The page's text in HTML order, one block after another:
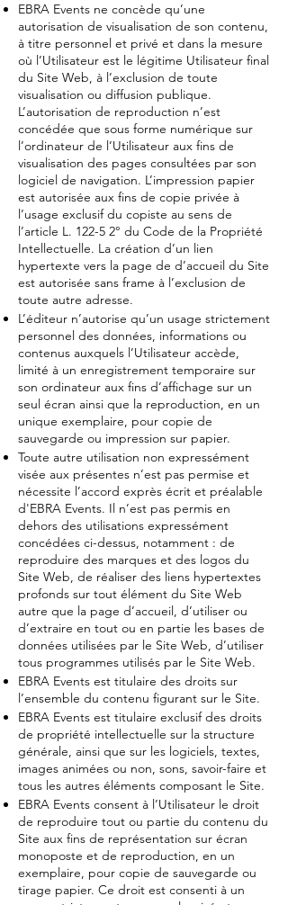
EBRA Events ne concède qu’une
autorisation de visualisation de son contenu,
à titre personnel et privé et dans la mesure
où l’Utilisateur est le légitime Utilisateur final
du Site Web, à l’exclusion de toute
visualisation ou diffusion publique.
L’autorisation de reproduction n’est
concédée que sous forme numérique sur
l’ordinateur de l’Utilisateur aux fins de
visualisation des pages consultées par son
logiciel de navigation. L’impression papier
est autorisée aux fins de copie privée à
l’usage exclusif du copiste au sens de
l’article L. 122-5 2° du Code de la Propriété
Intellectuelle. La création d’un lien
hypertexte vers la page de d’accueil du Site
est autorisée sans frame à l’exclusion de
toute autre adresse.
L’éditeur n’autorise qu’un usage strictement
personnel des données, informations ou
contenus auxquels l’Utilisateur accède,
limité à un enregistrement temporaire sur
son ordinateur aux fins d’affichage sur un
seul écran ainsi que la reproduction, en un
unique exemplaire, pour copie de
sauvegarde ou impression sur papier.
Toute autre utilisation non expressément
visée aux présentes n’est pas permise et
nécessite l’accord exprès écrit et préalable
d'EBRA Events. Il n’est pas permis en
dehors des utilisations expressément
concédées ci-dessus, notamment : de
reproduire des marques et des logos du
Site Web, de réaliser des liens hypertextes
profonds sur tout élément du Site Web
autre que la page d’accueil, d’utiliser ou
d’extraire en tout ou en partie les bases de
données utilisées par le Site Web, d’utiliser
tous programmes utilisés par le Site Web.
EBRA Events est titulaire des droits sur
l’ensemble du contenu figurant sur le Site.
EBRA Events est titulaire exclusif des droits
de propriété intellectuelle sur la structure
générale, ainsi que sur les logiciels, textes,
images animées ou non, sons, savoir-faire et
tous les autres éléments composant le Site.
EBRA Events consent à l’Utilisateur le droit
de reproduire tout ou partie du contenu du
Site aux fins de représentation sur écran
monoposte et de reproduction, en un
exemplaire, pour copie de sauvegarde ou
tirage papier. Ce droit est consenti à un